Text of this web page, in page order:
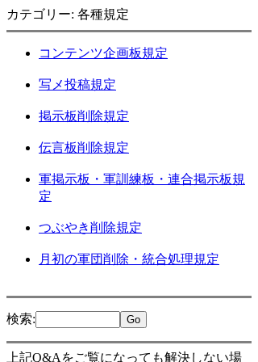
カテゴリー: 各種規定
コンテンツ企画板規定
写メ投稿規定
掲示板削除規定
伝言板削除規定
軍掲示板・軍訓練板・連合掲示板規
定
つぶやき削除規定
月初の軍団削除・統合処理規定
検索:
上記Q&Aをご覧になっても解決しない場